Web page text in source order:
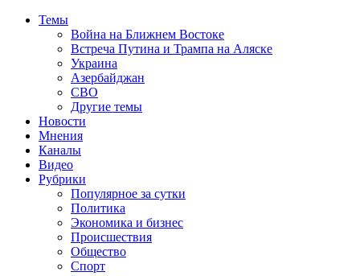
Темы
Война на Ближнем Востоке
Встреча Путина и Трампа на Аляске
Украина
Азербайджан
СВО
Другие темы
Новости
Мнения
Каналы
Видео
Рубрики
Популярное за сутки
Политика
Экономика и бизнес
Происшествия
Общество
Спорт